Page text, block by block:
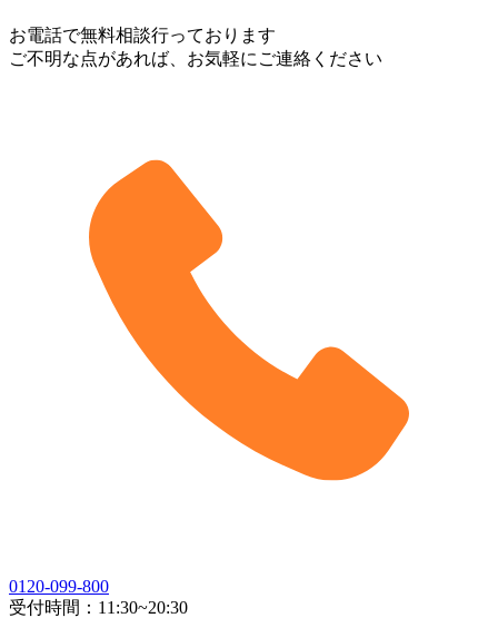
お電話で無料相談行っております
ご不明な点があれば、お気軽にご連絡ください
0120-099-800
受付時間： 11:30~20:30